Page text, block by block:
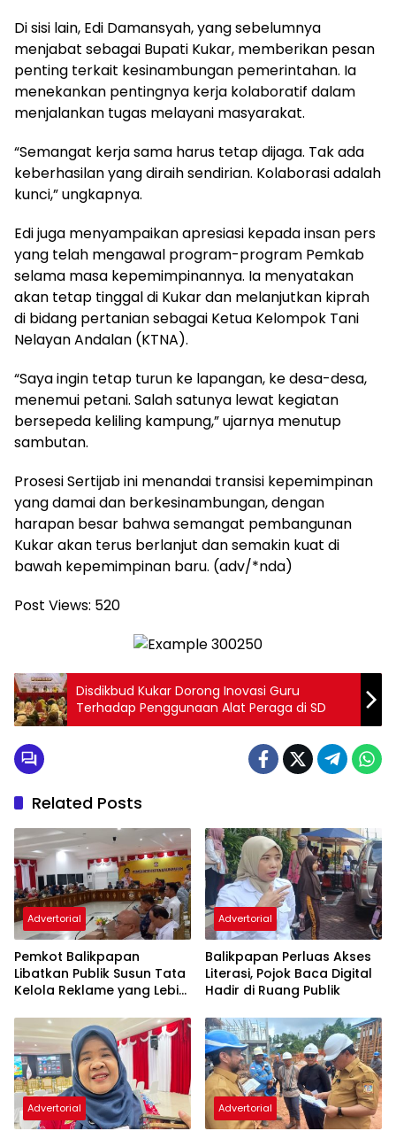
Di sisi lain, Edi Damansyah, yang sebelumnya
menjabat sebagai Bupati Kukar, memberikan pesan
penting terkait kesinambungan pemerintahan. Ia
menekankan pentingnya kerja kolaboratif dalam
menjalankan tugas melayani masyarakat.
“Semangat kerja sama harus tetap dijaga. Tak ada
keberhasilan yang diraih sendirian. Kolaborasi adalah
kunci,” ungkapnya.
Edi juga menyampaikan apresiasi kepada insan pers
yang telah mengawal program-program Pemkab
selama masa kepemimpinannya. Ia menyatakan
akan tetap tinggal di Kukar dan melanjutkan kiprah
di bidang pertanian sebagai Ketua Kelompok Tani
Nelayan Andalan (KTNA).
“Saya ingin tetap turun ke lapangan, ke desa-desa,
menemui petani. Salah satunya lewat kegiatan
bersepeda keliling kampung,” ujarnya menutup
sambutan.
Prosesi Sertijab ini menandai transisi kepemimpinan
yang damai dan berkesinambungan, dengan
harapan besar bahwa semangat pembangunan
Kukar akan terus berlanjut dan semakin kuat di
bawah kepemimpinan baru. (adv/*nda)
Post Views: 520
Disdikbud Kukar Dorong Inovasi Guru
Terhadap Penggunaan Alat Peraga di SD
Related Posts
Advertorial
Pemkot Balikpapan
Libatkan Publik Susun Tata
Kelola Reklame yang Lebih
Advertorial
Balikpapan Perluas Akses
Literasi, Pojok Baca Digital
Hadir di Ruang Publik
Advertorial Advertorial